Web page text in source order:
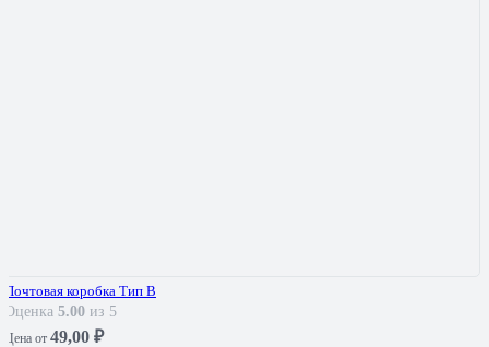
Почтовая коробка Тип В
Оценка 5.00 из 5
Цена от 49,00 ₽